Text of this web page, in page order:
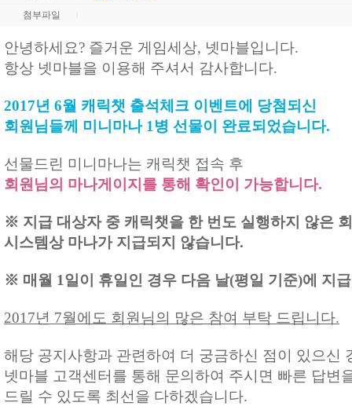
첨부파일
안녕하세요? 즐거운 게임세상, 넷마블입니다.
항상 넷마블을 이용해 주셔서 감사합니다.
2017년 6월 캐릭챗 출석체크 이벤트에 당첨되신
회원님들께 미니마나 1병 선물이 완료되었습니다.
선물드린 미니마나는 캐릭챗 접속 후
회원님의 마나게이지를 통해 확인이 가능합니다.
※ 지급 대상자 중 캐릭챗을 한 번도 실행하지 않은
시스템상 마나가 지급되지 않습니다.
※ 매월 1일이 휴일인 경우 다음 날(평일 기준)에 지
2017년 7월에도 회원님의 많은 참여 부탁 드립니다.
해당 공지사항과 관련하여 더 궁금하신 점이 있으신
넷마블 고객센터를 통해 문의하여 주시면 빠른 답변
드릴 수 있도록 최선을 다하겠습니다.